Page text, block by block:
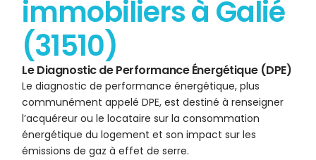
immobiliers à Galié
(31510)
Le Diagnostic de Performance Énergétique (DPE)
Le diagnostic de performance énergétique, plus
communément appelé DPE, est destiné à renseigner
l’acquéreur ou le locataire sur la consommation
énergétique du logement et son impact sur les
émissions de gaz à effet de serre.